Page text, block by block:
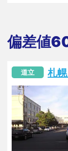
偏差値
道立 札